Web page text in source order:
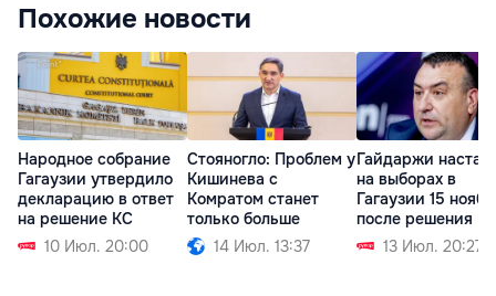
Похожие новости
Народное собрание
Гагаузии утвердило
декларацию в ответ
на решение КС
10 Июл. 20:00
Стояногло: Проблем у
Кишинева с
Комратом станет
только больше
14 Июл. 13:37
Гайдаржи
на выборах в
Гагаузии 15
после решения
13 Июл. 20:27